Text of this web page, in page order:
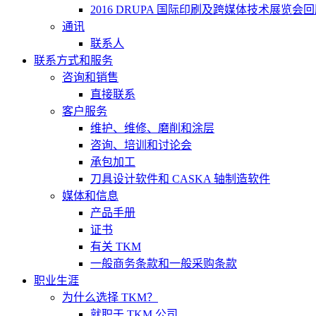
2016 DRUPA 国际印刷及跨媒体技术展览会
通讯
联系人
联系方式和服务
咨询和销售
直接联系
客户服务
维护、维修、磨削和涂层
咨询、培训和讨论会
承包加工
刀具设计软件和 CASKA 轴制造软件
媒体和信息
产品手册
证书
有关 TKM
一般商务条款和一般采购条款
职业生涯
为什么选择 TKM？